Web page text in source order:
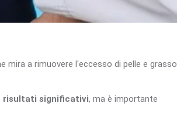
mira a rimuovere l'eccesso di pelle e grasso
risultati significativi, ma è importante